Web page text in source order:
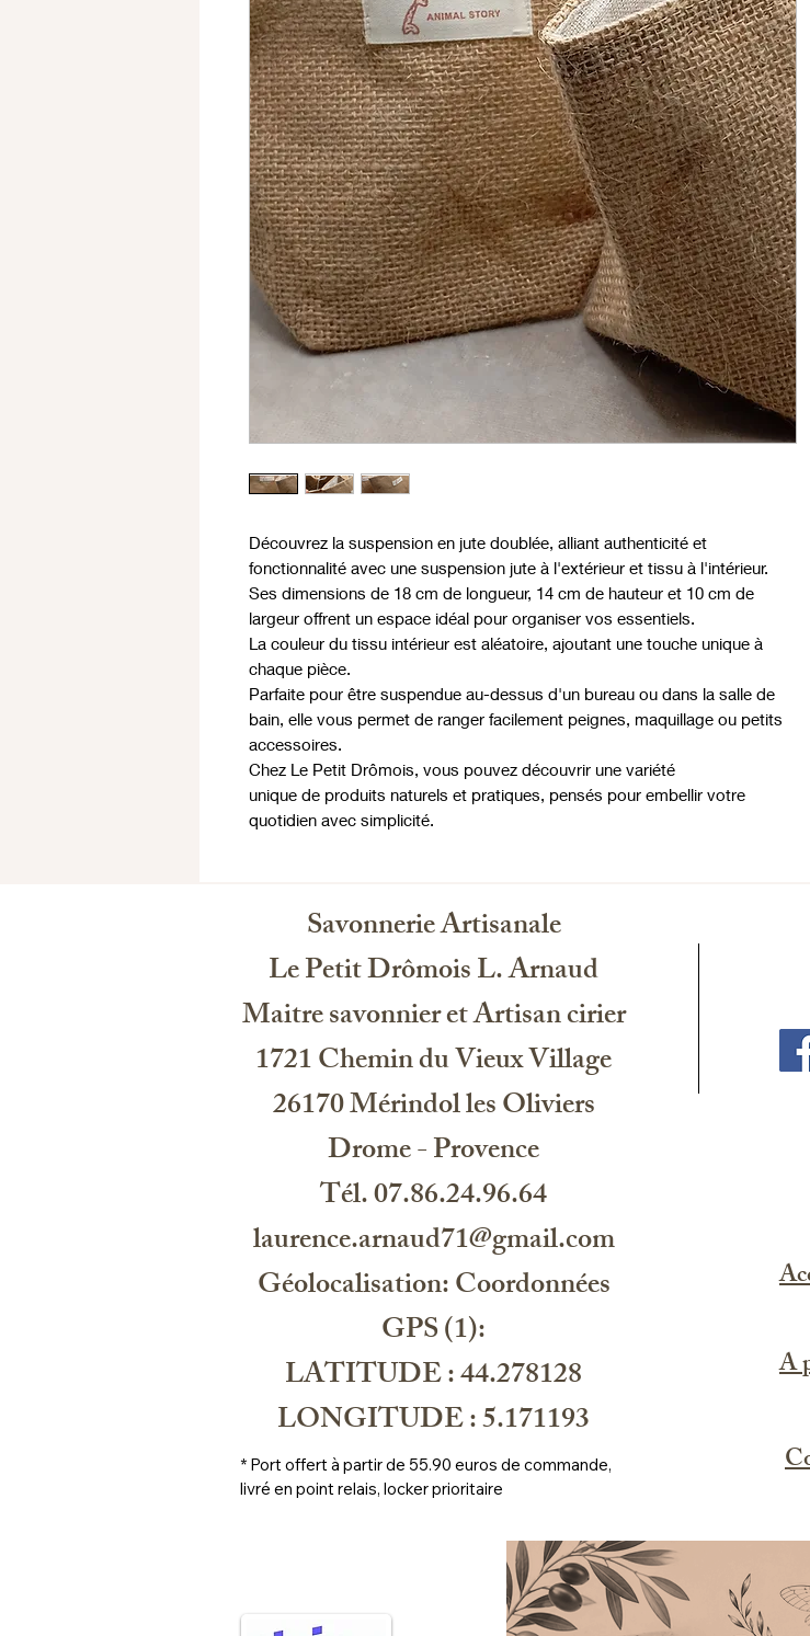
Découvrez la suspension en jute doublée, alliant authenticité et
fonctionnalité avec une suspension jute à l'extérieur et tissu à l'intérieur.
Ses dimensions de 18 cm de longueur, 14 cm de hauteur et 10 cm de
largeur offrent un espace idéal pour organiser vos essentiels.
La couleur du tissu intérieur est aléatoire, ajoutant une touche unique à
chaque pièce.
Parfaite pour être suspendue au-dessus d'un bureau ou dans la salle de
bain, elle vous permet de ranger facilement peignes, maquillage ou petits
accessoires.
Chez Le Petit Drômois, vous pouvez découvrir une variété
unique de produits naturels et pratiques, pensés pour embellir votre
quotidien avec simplicité.
Savonnerie Artisanale
Le Petit Drômois L. Arnaud
Maitre savonnier et Artisan cirier
1721 Chemin du Vieux Village
26170 Mérindol les Oliviers
Drome - Provence
Tél. 07.86.24.96.64
laurence.arnaud71@gmail.com
Géolocalisation: Coordonnées
GPS (1):
LATITUDE : 44.278128
LONGITUDE : 5.171193
* Port offert à partir de 55.90 euros de commande,
livré en point relais, locker prioritaire
A